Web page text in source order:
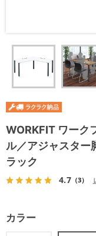
WORKFIT ワーク
ル／アジャスタ
ラック
4.7（3）
カラー